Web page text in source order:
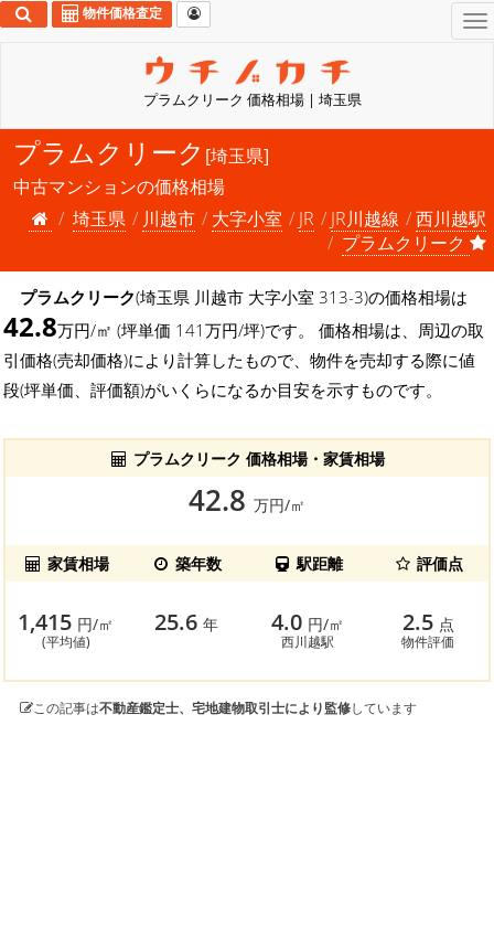
プラムクリーク 価格相場 | 埼玉県
物件価格査定
プラムクリーク [埼玉県]
中古マンションの価格相場
埼玉県
川越市 大字小室 JR JR川越線
西川越駅
プラムクリーク
プラムクリーク(埼玉県 川越市 大字小室 313-3)の価格相場は
42.8万円/㎡ (坪単価 141万円/坪)です。 価格相場は、周辺の取
引価格(売却価格)により計算したもので、物件を売却する際に値
段(坪単価、評価額)がいくらになるか目安を示すものです。
プラムクリーク 価格相場・家賃相場
42.8 万円/㎡
家賃相場 築年数 駅距離 評価点
1,415 円/㎡
(平均値)
25.6年 4.0 円/㎡
西川越駅
2.5 点
物件評価
この記事は不動産鑑定士、宅地建物取引士により監修しています